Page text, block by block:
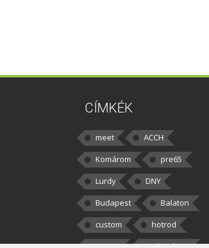
CÍMKÉK
meet
ACCH
Komárom
pre65
Lurdy
DNY
Budapest
Balaton
custom
hotrod